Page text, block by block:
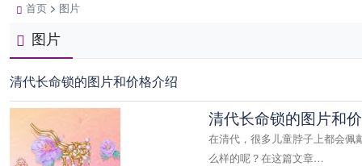
首页 > 图片
图片
清代长命锁的图片和价格介绍
清代长命锁的图片和
在清代，很多儿童脖子上都会佩
么样的呢？在这篇文章…